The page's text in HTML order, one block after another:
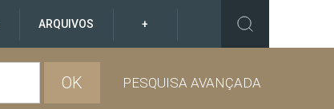
ARQUIVOS +
OK PESQUISA AVANÇADA